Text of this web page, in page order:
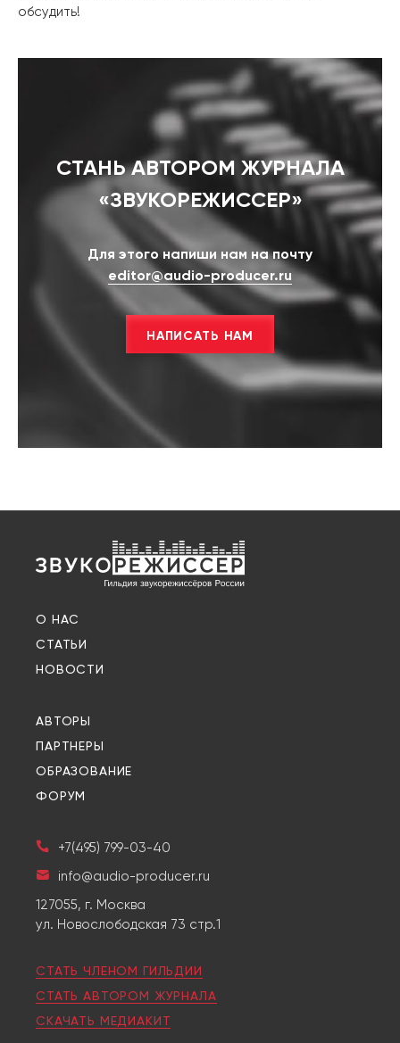
обсудить!
СТАНЬ АВТОРОМ ЖУРНАЛА
«ЗВУКОРЕЖИССЕР»
Для этого напиши нам на почту
editor@audio-producer.ru
НАПИСАТЬ НАМ
О НАС
СТАТЬИ
НОВОСТИ
АВТОРЫ
ПАРТНЕРЫ
ОБРАЗОВАНИЕ
ФОРУМ
+7(495) 799-03-40
info@audio-producer.ru
127055, г. Москва
ул. Новослободская 73 стр.1
СТАТЬ ЧЛЕНОМ ГИЛЬДИИ
СТАТЬ АВТОРОМ ЖУРНАЛА
СКАЧАТЬ МЕДИАКИТ